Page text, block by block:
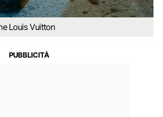
Louis Vuitton